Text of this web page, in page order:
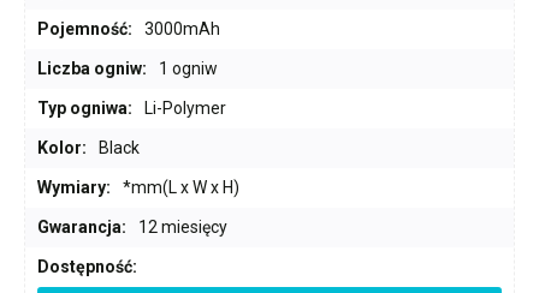
Pojemność: 3000mAh
Liczba ogniw: 1 ogniw
Typ ogniwa: Li-Polymer
Kolor: Black
Wymiary: *mm(L x W x H)
Gwarancja: 12 miesięcy
Dostępność: